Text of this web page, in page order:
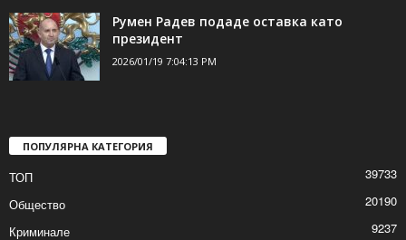
Румен Радев подаде оставка като
президент
2026/01/19 7:04:13 PM
ПОПУЛЯРНА КАТЕГОРИЯ
ТОП
39733
Общество
20190
Криминале
9237